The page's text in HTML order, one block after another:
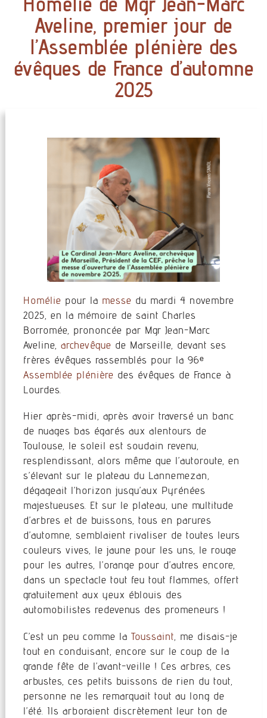
Aveline, premier jour de
l’Assemblée plénière des
évêques de France d’automne
2025
Homélie pour la messe du mardi 4 novembre
2025, en la mémoire de saint Charles
Borromée, prononcée par Mgr Jean-Marc
Aveline, archevêque de Marseille, devant ses
frères évêques rassemblés pour la 96ᵉ
Assemblée plénière des évêques de France à
Lourdes.
Hier après-midi, après avoir traversé un banc
de nuages bas égarés aux alentours de
Toulouse, le soleil est soudain revenu,
resplendissant, alors même que l’autoroute, en
s’élevant sur le plateau du Lannemezan,
dégageait l’horizon jusqu’aux Pyrénées
majestueuses. Et sur le plateau, une multitude
d’arbres et de buissons, tous en parures
d’automne, semblaient rivaliser de toutes leurs
couleurs vives, le jaune pour les uns, le rouge
pour les autres, l’orange pour d’autres encore,
dans un spectacle tout feu tout flammes, offert
gratuitement aux yeux éblouis des
automobilistes redevenus des promeneurs !
C’est un peu comme la Toussaint, me disais-je
tout en conduisant, encore sur le coup de la
grande fête de l’avant-veille ! Ces arbres, ces
arbustes, ces petits buissons de rien du tout,
personne ne les remarquait tout au long de
l’été. Ils arboraient discrètement leur ton de